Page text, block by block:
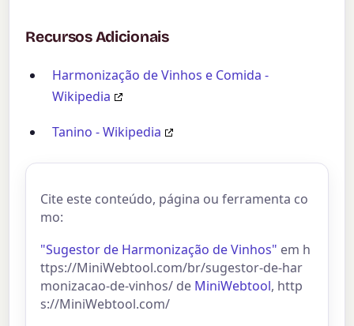
Recursos Adicionais
Harmonização de Vinhos e Comida -
Wikipedia
Tanino - Wikipedia
Cite este conteúdo, página ou ferramenta co
mo:
"Sugestor de Harmonização de Vinhos" em h
ttps://MiniWebtool.com/br/sugestor-de-har
monizacao-de-vinhos/ de MiniWebtool, http
s://MiniWebtool.com/